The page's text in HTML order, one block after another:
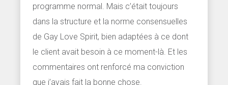
programme normal. Mais c’était toujours
dans la structure et la norme consensuelles
de Gay Love Spirit, bien adaptées à ce dont
le client avait besoin à ce moment-là. Et les
commentaires ont renforcé ma conviction
que j’avais fait la bonne chose.